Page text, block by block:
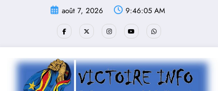
août 7, 2026 9:46:06 AM